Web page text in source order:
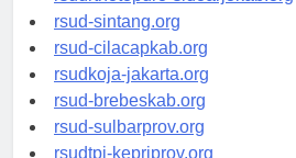
rsudrtnotopuro-sidoarjokab.org
rsud-sintang.org
rsud-cilacapkab.org
rsudkoja-jakarta.org
rsud-brebeskab.org
rsud-sulbarprov.org